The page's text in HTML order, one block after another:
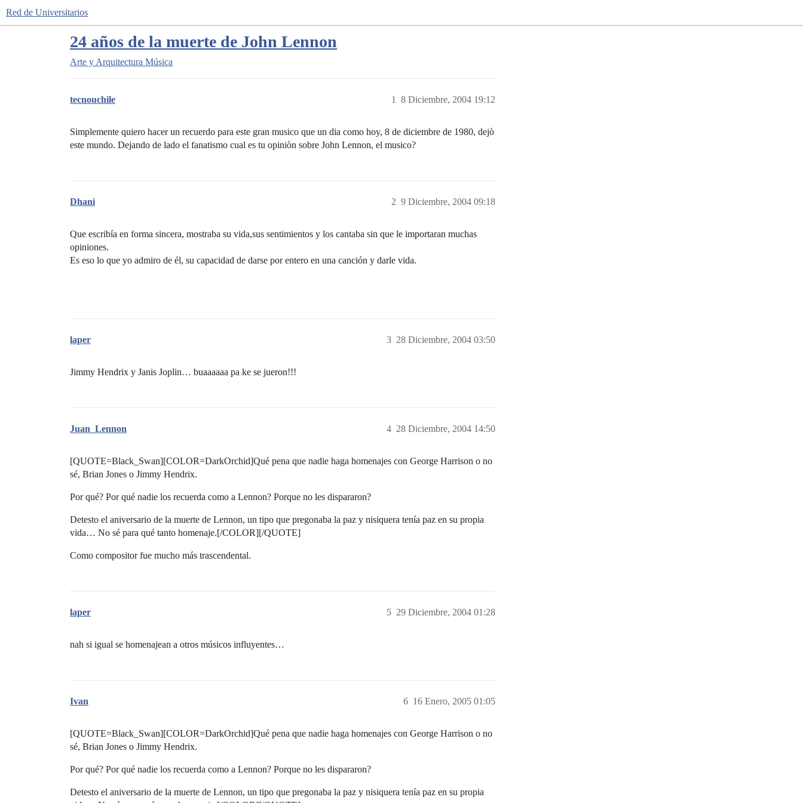
Red de Universitarios
24 años de la muerte de John Lennon
Arte y Arquitectura Música
tecnouchile 8 Diciembre, 2004 19:12
1
Simplemente quiero hacer un recuerdo para este gran musico que un dia como hoy, 8 de diciembre de 1980, dejò
este mundo. Dejando de lado el fanatismo cual es tu opiniòn sobre John Lennon, el musico?
Dhani 9 Diciembre, 2004 09:18
2
Que escribía en forma sincera, mostraba su vida,sus sentimientos y los cantaba sin que le importaran muchas
opiniones.
Es eso lo que yo admiro de él, su capacidad de darse por entero en una canción y darle vida.
laper 28 Diciembre, 2004 03:50
3
Jimmy Hendrix y Janis Joplin… buaaaaaa pa ke se jueron!!!
Juan_Lennon 28 Diciembre, 2004 14:50
4
[QUOTE=Black_Swan][COLOR=DarkOrchid]Qué pena que nadie haga homenajes con George Harrison o no
sé, Brian Jones o Jimmy Hendrix.
Por qué? Por qué nadie los recuerda como a Lennon? Porque no les dispararon?
Detesto el aniversario de la muerte de Lennon, un tipo que pregonaba la paz y nisiquera tenía paz en su propia
vida… No sé para qué tanto homenaje.[/COLOR][/QUOTE]
Como compositor fue mucho más trascendental.
laper 29 Diciembre, 2004 01:28
5
nah si igual se homenajean a otros músicos influyentes…
Ivan 16 Enero, 2005 01:05
6
[QUOTE=Black_Swan][COLOR=DarkOrchid]Qué pena que nadie haga homenajes con George Harrison o no
sé, Brian Jones o Jimmy Hendrix.
Por qué? Por qué nadie los recuerda como a Lennon? Porque no les dispararon?
Detesto el aniversario de la muerte de Lennon, un tipo que pregonaba la paz y nisiquera tenía paz en su propia